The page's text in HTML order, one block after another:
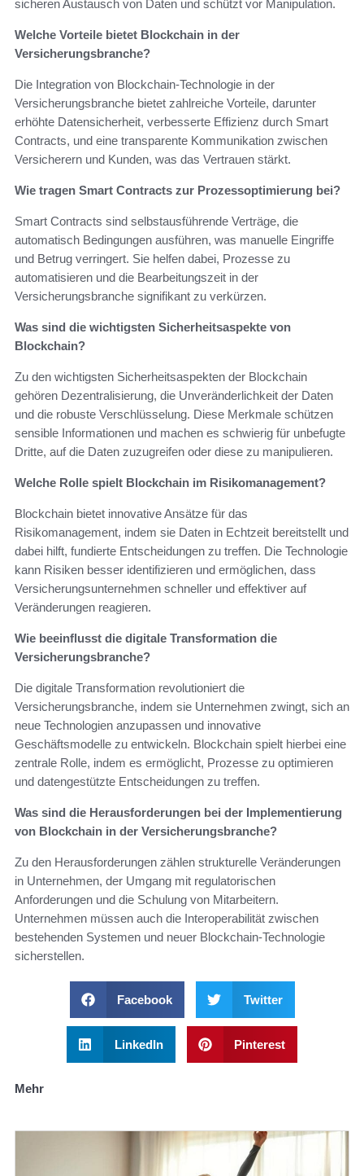
sicheren Austausch von Daten und schützt vor Manipulation.
Welche Vorteile bietet Blockchain in der
Versicherungsbranche?
Die Integration von Blockchain-Technologie in der
Versicherungsbranche bietet zahlreiche Vorteile, darunter
erhöhte Datensicherheit, verbesserte Effizienz durch Smart
Contracts, und eine transparente Kommunikation zwischen
Versicherern und Kunden, was das Vertrauen stärkt.
Wie tragen Smart Contracts zur Prozessoptimierung bei?
Smart Contracts sind selbstausführende Verträge, die
automatisch Bedingungen ausführen, was manuelle Eingriffe
und Betrug verringert. Sie helfen dabei, Prozesse zu
automatisieren und die Bearbeitungszeit in der
Versicherungsbranche signifikant zu verkürzen.
Was sind die wichtigsten Sicherheitsaspekte von
Blockchain?
Zu den wichtigsten Sicherheitsaspekten der Blockchain
gehören Dezentralisierung, die Unveränderlichkeit der Daten
und die robuste Verschlüsselung. Diese Merkmale schützen
sensible Informationen und machen es schwierig für unbefugte
Dritte, auf die Daten zuzugreifen oder diese zu manipulieren.
Welche Rolle spielt Blockchain im Risikomanagement?
Blockchain bietet innovative Ansätze für das
Risikomanagement, indem sie Daten in Echtzeit bereitstellt und
dabei hilft, fundierte Entscheidungen zu treffen. Die Technologie
kann Risiken besser identifizieren und ermöglichen, dass
Versicherungsunternehmen schneller und effektiver auf
Veränderungen reagieren.
Wie beeinflusst die digitale Transformation die
Versicherungsbranche?
Die digitale Transformation revolutioniert die
Versicherungsbranche, indem sie Unternehmen zwingt, sich an
neue Technologien anzupassen und innovative
Geschäftsmodelle zu entwickeln. Blockchain spielt hierbei eine
zentrale Rolle, indem es ermöglicht, Prozesse zu optimieren
und datengestützte Entscheidungen zu treffen.
Was sind die Herausforderungen bei der Implementierung
von Blockchain in der Versicherungsbranche?
Zu den Herausforderungen zählen strukturelle Veränderungen
in Unternehmen, der Umgang mit regulatorischen
Anforderungen und die Schulung von Mitarbeitern.
Unternehmen müssen auch die Interoperabilität zwischen
bestehenden Systemen und neuer Blockchain-Technologie
sicherstellen.
Facebook Twitter
LinkedIn Pinterest
Mehr